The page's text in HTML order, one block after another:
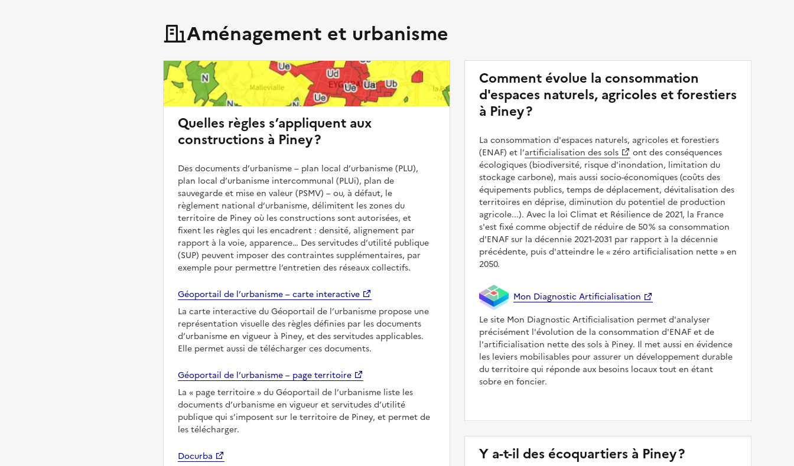
Aménagement et urbanisme
Quelles règles s’appliquent aux
constructions à Piney ?
Des documents d’urbanisme – plan local d’urbanisme (PLU),
plan local d’urbanisme intercommunal (PLUi), plan de
sauvegarde et mise en valeur (PSMV) – ou, à défaut, le
règlement national d’urbanisme, délimitent les zones du
territoire de Piney où les constructions sont autorisées, et
fixent les règles qui les encadrent : densité, alignement par
rapport à la voie, apparence… Des servitudes d’utilité publique
(SUP) peuvent imposer des contraintes supplémentaires, par
exemple pour permettre l’entretien des réseaux collectifs.
Géoportail de l’urbanisme – carte interactive
La carte interactive du Géoportail de l’urbanisme propose une
représentation visuelle des règles définies par les documents
d’urbanisme en vigueur à Piney, et des servitudes applicables.
Elle permet aussi de télécharger ces documents.
Géoportail de l’urbanisme – page territoire
La
page territoire
du Géoportail de l’urbanisme liste les
documents d’urbanisme en vigueur et servitudes d’utilité
publique qui s’imposent sur le territoire de Piney, et permet de
les télécharger.
Docurba
Comment évolue la consommation
d'espaces naturels, agricoles et forestiers
à Piney ?
La consommation d'espaces naturels, agricoles et forestiers
(ENAF) et l’artificialisation des sols
ont des conséquences
écologiques (biodiversité, risque d'inondation, limitation du
stockage carbone), mais aussi socio-économiques (coûts des
équipements publics, temps de déplacement, dévitalisation des
territoires en déprise, diminution du potentiel de production
agricole...). Avec la loi Climat et Résilience de 2021, la France
s'est fixé comme objectif de réduire de 50 % sa consommation
d'ENAF sur la décennie 2021-2031 par rapport à la décennie
précédente, puis d'atteindre le zéro artificialisation nette en
2050.
Mon Diagnostic Artificialisation
Le site Mon Diagnostic Artificialisation permet d'analyser
précisément l'évolution de la consommation d'ENAF et de
l'artificialisation nette des sols à Piney. Il met aussi en évidence
les leviers mobilisables pour assurer un développement durable
du territoire qui réponde aux besoins locaux tout en étant
sobre en foncier.
Y a-t-il des écoquartiers à Piney ?